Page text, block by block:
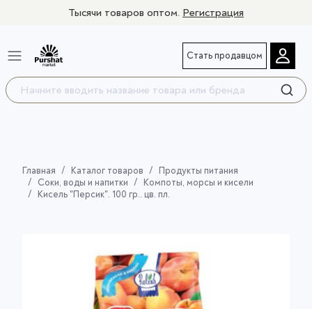
Тысячи товаров оптом. Регистрация
Стать продавцом
Главная Каталог товаров
Продукты питания
Соки, воды и напитки
Компоты, морсы и кисели
Кисель "Персик". 100 гр.. цв. пл.